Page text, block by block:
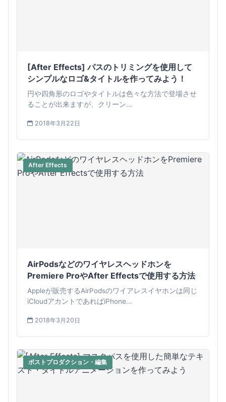
[After Effects] パスのトリミングを使用して
シンプルなロゴ&タイトルを作ってみよう！
円や四角形のロゴやタイトルは色々な方法で登場させ
ることが出来ますが、クリーン...
2018年3月22日
After Effects
AirPodsなどのワイヤレスヘッドホンを
Premiere ProやAfter Effectsで使用する方法
Appleが販売するAirPodsのワイアレスイヤホンは同じ
iCloudアカントであればiPhone...
2018年3月20日
ポストプロダクション・編集